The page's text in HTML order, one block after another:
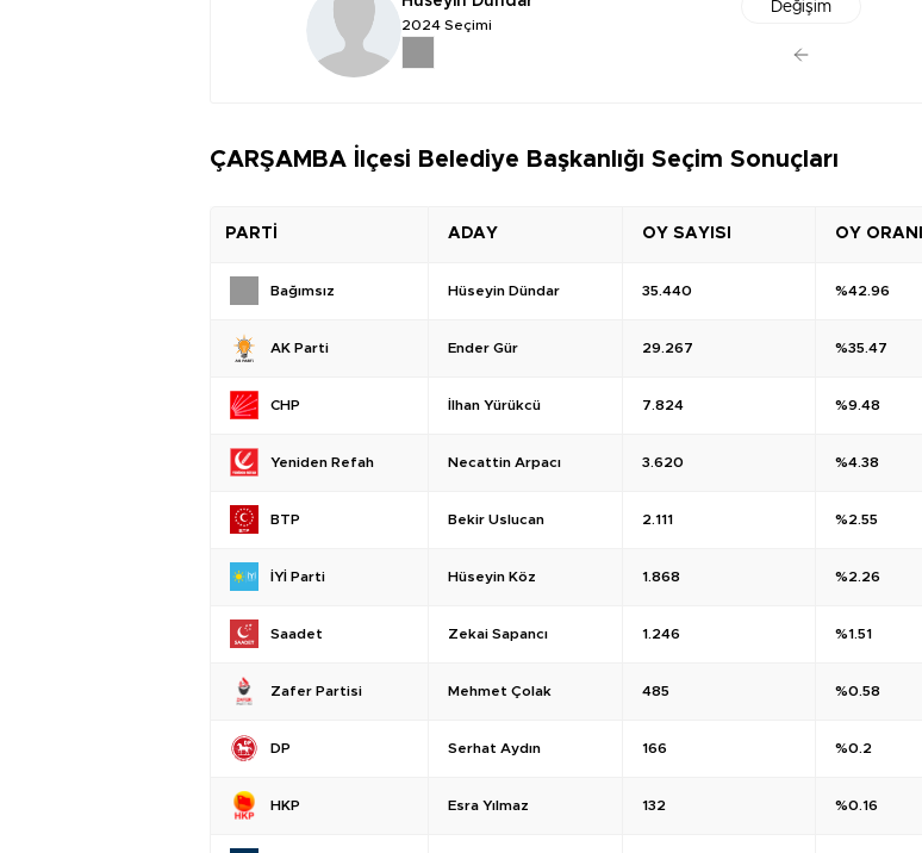
2024 Seçimi
Değişim
ÇARŞAMBA İlçesi Belediye Başkanlığı Seçim Sonuçları
PARTİ ADAY OY SAYISI OY ORANI
Bağımsız Hüseyin Dündar 35.440 %42.96
AK Parti Ender Gür 29.267 %35.47
CHP İlhan Yürükcü 7.824 %9.48
Yeniden Refah Necattin Arpacı 3.620 %4.38
BTP Bekir Uslucan 2.111 %2.55
İYİ Parti Hüseyin Köz 1.868 %2.26
Saadet Zekai Sapancı 1.246 %1.51
Zafer Partisi Mehmet Çolak 485 %0.58
DP Serhat Aydın 166 %0.2
HKP Esra Yılmaz 132 %0.16